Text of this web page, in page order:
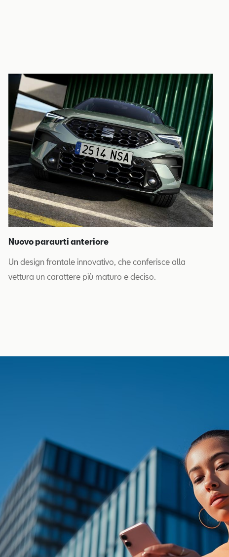
Nuovo paraurti anteriore
Un design frontale innovativo, che conferisce alla
vettura un carattere più maturo e deciso.